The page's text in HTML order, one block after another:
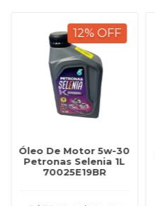
12% OFF
Óleo De Motor 5w-30
Petronas Selenia 1L
70025E19BR